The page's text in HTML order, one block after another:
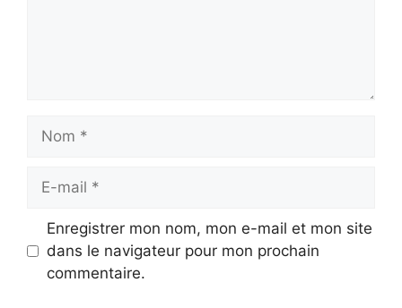
mail
Enregistrer mon nom, mon e-mail et mon site
dans le navigateur pour mon prochain
commentaire.